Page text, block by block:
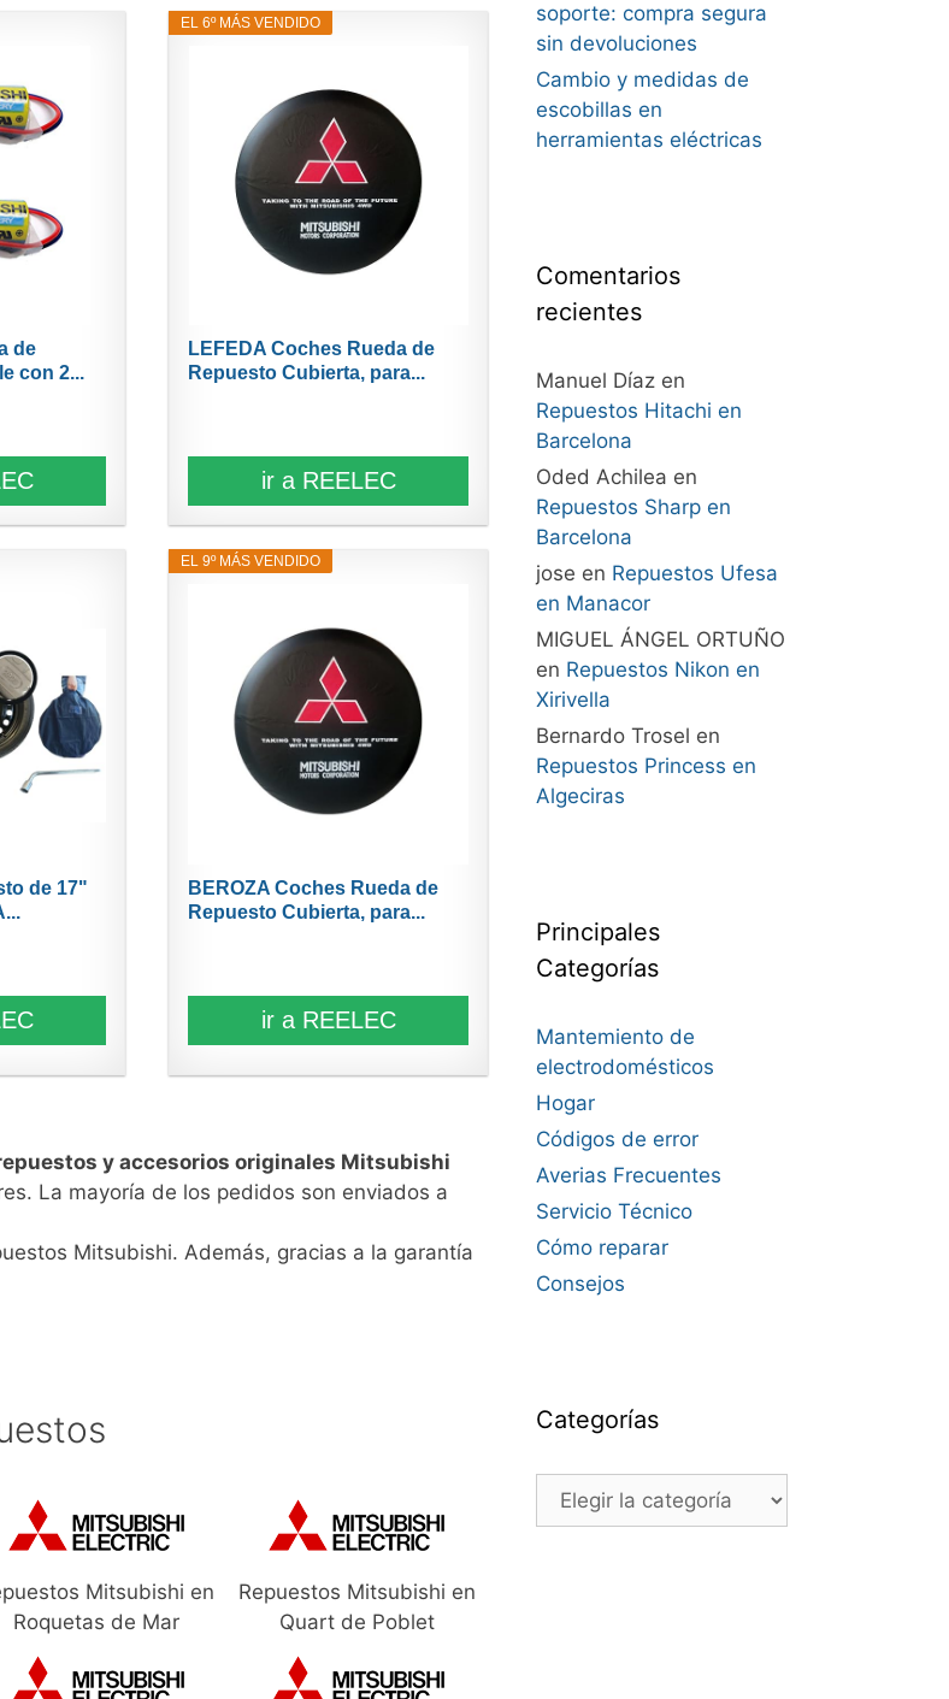
de
con 2...
EL 6º MÁS VENDIDO
LEFEDA Coches Rueda de
Repuesto Cubierta, para...
ir a REELEC
de 17"
EL 9º MÁS VENDIDO
BEROZA Coches Rueda de
Repuesto Cubierta, para...
ir a REELEC
y accesorios originales Mitsubishi
La mayoría de los pedidos son enviados a
Mitsubishi. Además, gracias a la garantía
Mitsubishi en
Roquetas de Mar
Repuestos Mitsubishi en
Quart de Poblet
soporte: compra segura
sin devoluciones
Cambio y medidas de
escobillas en
herramientas eléctricas
Comentarios
recientes
Manuel Díazen
Repuestos Hitachi en
Barcelona
Oded Achilea en
Repuestos Sharp en
Barcelona
jose en Repuestos Ufesa
en Manacor
MIGUEL ÁNGEL ORTUÑO
en Repuestos Nikon en
Xirivella
Bernardo Trosel en
Repuestos Princess en
Algeciras
Principales
Categorías
Mantemiento de
electrodomésticos
Hogar
Códigos de error
Averias Frecuentes
Servicio Técnico
Cómo reparar
Consejos
Categorías
Categorías